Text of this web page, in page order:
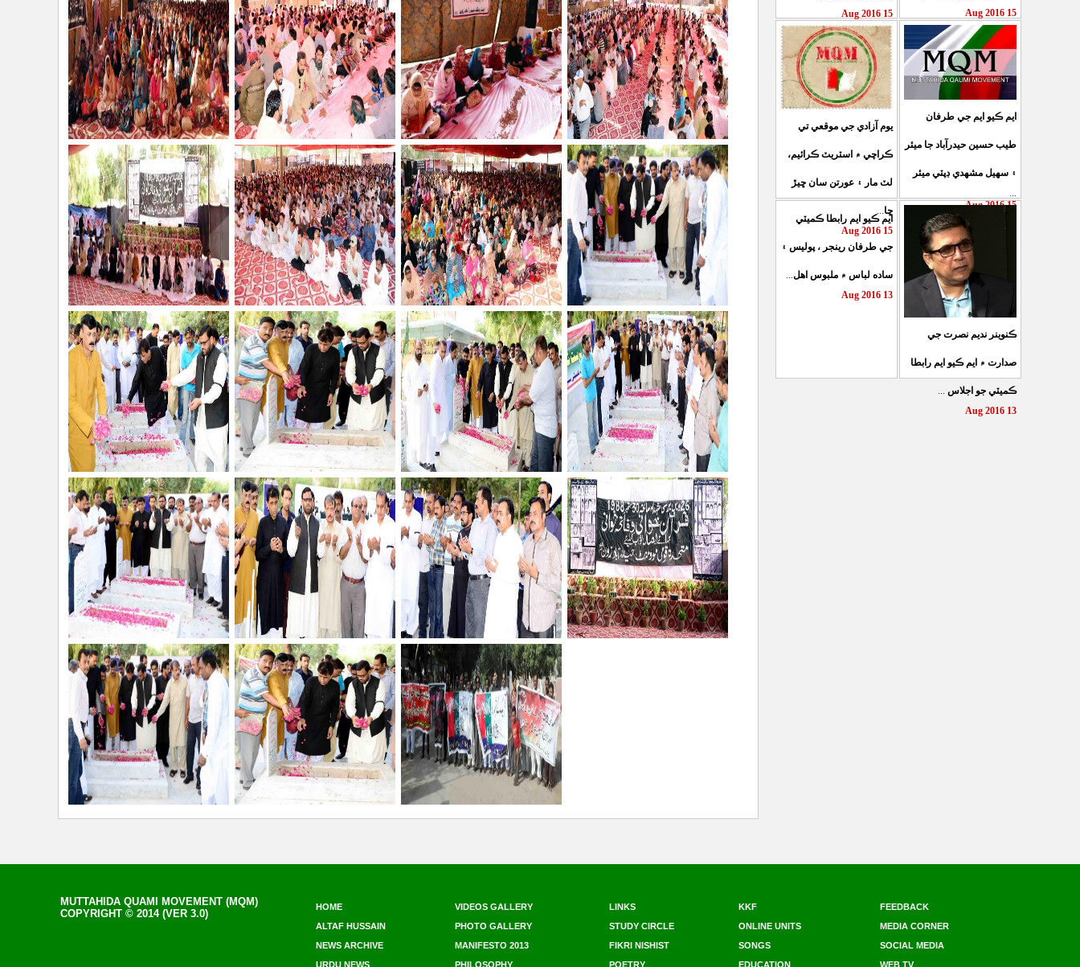
15 Aug 2016
15 Aug 2016
يوم آزادي جي موقعي تي
ڪراچي ۾ اسٽريٽ ڪرائيم،
لٽ مار ۽ عورتن سان ڇيڙ
ڇا...
15 Aug 2016
ايم ڪيو ايم جي طرفان
طيب حسين حيدرآباد جا ميئر
۽ سهيل مشهدي ڊپٽي ميئر
...
15 Aug 2016
ايم ڪيو ايم رابطا ڪميٽي
جي طرفان رينجر ، پوليس ۽
ساده لباس ۾ ملبوس اهل...
13 Aug 2016
ڪنوينر نديم نصرت جي
صدارت ۾ ايم ڪيو ايم رابطا
ڪميٽي جو اجلاس ...
13 Aug 2016
MUTTAHIDA QUAMI MOVEMENT (MQM)
COPYRIGHT © 2014 (VER 3.0)
HOME VIDEOS GALLERY LINKS KKF
FEEDBACK
ALTAF HUSSAIN
PHOTO GALLERY STUDY CIRCLE ONLINE UNITS
MEDIA CORNER
NEWS ARCHIVE
MANIFESTO 2013 FIKRI NISHIST SONGS
SOCIAL MEDIA
URDU NEWS
PHILOSOPHY POETRY EDUCATION WEB TV